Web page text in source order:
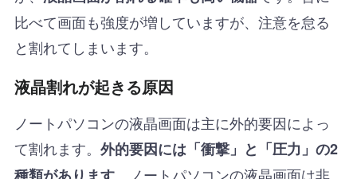
比べて画面も強度が増していますが、注意を怠る
と割れてしまいます。
液晶割れが起きる原因
ノートパソコンの液晶画面は主に外的要因によっ
て割れます。 外的要因には「衝撃」と「圧力」の2
。ノートパソコンの液晶画面は非